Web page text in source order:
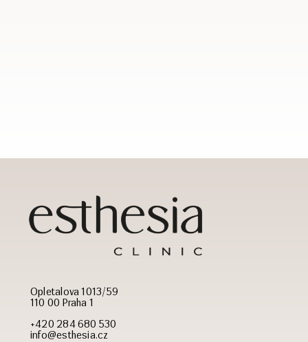
Opletalova 1013/59
110 00 Praha 1
+420 284 680 530
info@esthesia.cz